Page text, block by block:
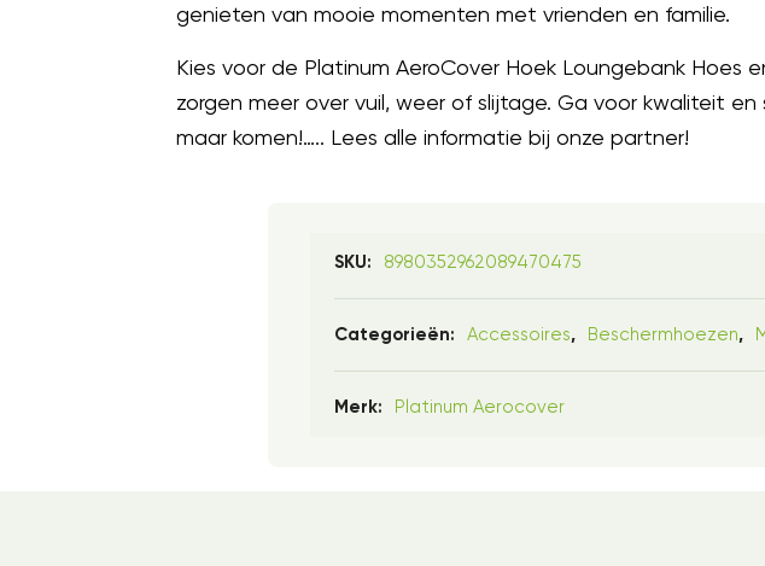
genieten van mooie momenten met vrienden en familie.
Kies voor de Platinum AeroCover Hoek Loungebank
zorgen meer over vuil, weer of slijtage. Ga voor kwaliteit
maar komen!….. Lees alle informatie bij onze partner!
SKU: 8980352962089470475
Categorieën: Accessoires, Beschermhoezen,
Merk: Platinum Aerocover